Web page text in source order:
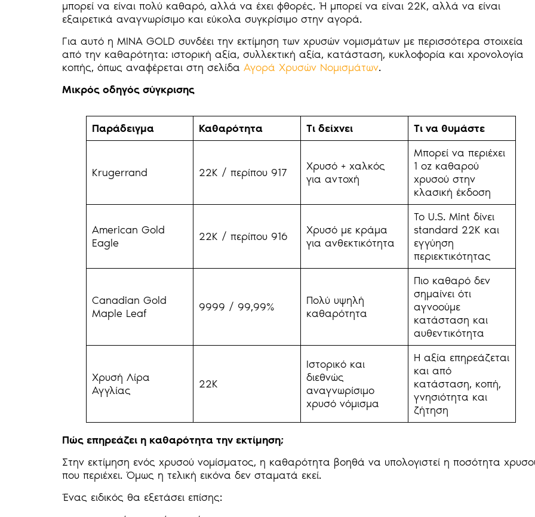
μπορεί να είναι πολύ καθαρό, αλλά να έχει φθορές. Ή μπορεί να είναι 22K, αλλά να είναι
εξαιρετικά αναγνωρίσιμο και εύκολα συγκρίσιμο στην αγορά.
Για αυτό η MINA GOLD συνδέει την εκτίμηση των χρυσών νομισμάτων με περισσότερα στοιχεία
από την καθαρότητα: ιστορική αξία, συλλεκτική αξία, κατάσταση, κυκλοφορία και χρονολογία
κοπής, όπως αναφέρεται στη σελίδα Αγορά Χρυσών Νομισμάτων.
Μικρός οδηγός σύγκρισης
Παράδειγμα Καθαρότητα Τι δείχνει Τι να θυμάστε
Krugerrand 22K / περίπου 917
Χρυσό + χαλκός
για αντοχή
Μπορεί να περιέχει
1 oz καθαρού
χρυσού στην
κλασική έκδοση
American Gold
Eagle
22K / περίπου 916
Χρυσό με κράμα
για ανθεκτικότητα
Το U.S. Mint δίνει
standard 22Κ και
εγγύηση
περιεκτικότητας
Canadian Gold
Maple Leaf
9999 / 99,99%
Πολύ υψηλή
καθαρότητα
Πιο καθαρό δεν
σημαίνει ότι
αγνοούμε
κατάσταση και
αυθεντικότητα
Χρυσή Λίρα
Αγγλίας
22K
Ιστορικό και
διεθνώς
αναγνωρίσιμο
χρυσό νόμισμα
Η αξία επηρεάζεται
και από
κατάσταση, κοπή,
γνησιότητα και
ζήτηση
Πώς επηρεάζει η καθαρότητα την εκτίμηση;
Στην εκτίμηση ενός χρυσού νομίσματος, η καθαρότητα βοηθά να υπολογιστεί η ποσότητα
που περιέχει. Όμως η τελική εικόνα δεν σταματά εκεί.
Ένας ειδικός θα εξετάσει επίσης: